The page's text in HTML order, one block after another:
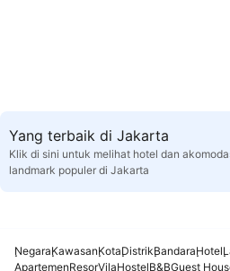
Yang terbaik di Jakarta
Klik di sini untuk melihat hotel dan
landmark populer di Jakarta
NegaraKawasanKotaDistrikBandaraHotel
ApartemenResorVilaHostelB&BGuest